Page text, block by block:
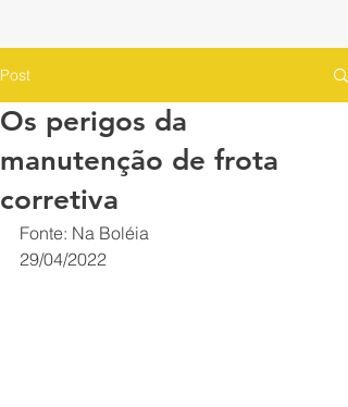
Post
Os perigos da
manutenção de frota
corretiva
Fonte: Na Boléia
29/04/2022